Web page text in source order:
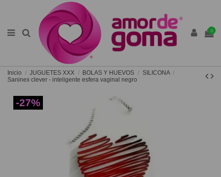
0
Inicio JUGUETES XXX BOLAS Y HUEVOS
SILICONA
Saninex clever - inteligente esfera vaginal negro
-27%